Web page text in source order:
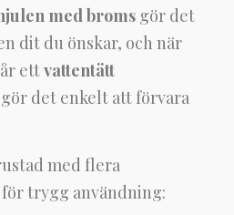
med broms gör det
dit du önskar, och när
ettvattentätt
det enkelt att förvara
med flera
trygg användning: